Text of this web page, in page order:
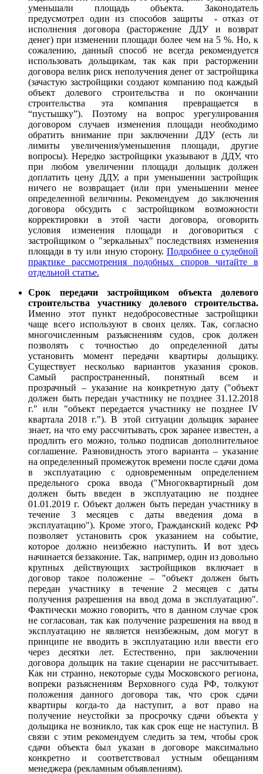
уменьшали площадь объекта. Законодатель
предусмотрел один из способов защиты - отказ от
исполнения договора (расторжение ДДУ и возврат
денег) при изменении площади более чем на 5 %. Но, к
сожалению, данный способ не всегда рекомендуется
использовать дольщикам, так как при расторжении
договора велик риск неполучения денег от застройщика
(зачастую застройщики создают компанию под каждый
объект долевого строительства и по окончании
строительства эта компания превращается в
“пустышку”). Поэтому на вопрос урегулирования
договором случаев изменения площади необходимо
обратить внимание при заключении ДДУ (есть ли
лимиты увеличения/уменьшения площади, другие
вопросы). Нередко застройщики указывают в ДДУ, что
при любом увеличении площади дольщик должен
доплатить цену ДДУ, а при уменьшении застройщик
ничего не возвращает (или при уменьшении менее
определенной величины. Рекомендуем до заключения
договора обсудить с застройщиком возможности
корректировки в этой части договора, оговорить
условия изменения площади и договориться с
застройщиком о "зеркальных" последствиях изменения
площади в ту или иную сторону. Подробнее о судебной
практике рассмотрения подобных споров читайте в
отдельной статье.
Срок передачи застройщиком объекта долевого
строительства участнику долевого строительства.
Именно этот пункт недобросовестные застройщики
чаще всего используют в своих целях. Так, согласно
многочисленным разъяснениям судов, срок должен
позволять с точностью до определенной даты
установить момент передачи квартиры дольщику.
Существует несколько вариантов указания сроков.
Самый распространенный, понятный всем и
прозрачный – указание на конкретную дату ("объект
должен быть передан участнику не позднее 31.12.2018
г." или "объект передается участнику не позднее IV
квартала 2018 г."). В этой ситуации дольщик заранее
знает, на что ему рассчитывать, срок заранее известен, а
продлить его можно, только подписав дополнительное
соглашение. Разновидность этого варианта – указание
на определенный промежуток времени после сдачи дома
в эксплуатацию с одновременным определением
предельного срока ввода ("Многоквартирный дом
должен быть введен в эксплуатацию не позднее
01.01.2019 г. Объект должен быть передан участнику в
течение 3 месяцев с даты введения дома в
эксплуатацию"). Кроме этого, Гражданский кодекс РФ
позволяет установить срок указанием на событие,
которое должно неизбежно наступить. И вот здесь
начинается беззаконие. Так, например, один из довольно
крупных действующих застройщиков включает в
договор такое положение – "объект должен быть
передан участнику в течение 2 месяцев с даты
получения разрешения на ввод дома в эксплуатацию".
Фактически можно говорить, что в данном случае срок
не согласован, так как получение разрешения на ввод в
эксплуатацию не является неизбежным, дом могут в
принципе не вводить в эксплуатацию или ввести его
через десятки лет. Естественно, при заключении
договора дольщик на такие сценарии не рассчитывает.
Как ни странно, некоторые суды Московского региона,
вопреки разъяснениям Верховного суда РФ, толкуют
положения данного договора так, что срок сдачи
квартиры когда-то да наступит, а вот право на
получение неустойки за просрочку сдачи объекта у
дольщика не возникло, так как срок еще не наступил. В
связи с этим рекомендуем следить за тем, чтобы срок
сдачи объекта был указан в договоре максимально
конкретно и соответствовал устным обещаниям
менеджера (рекламным объявлениям).